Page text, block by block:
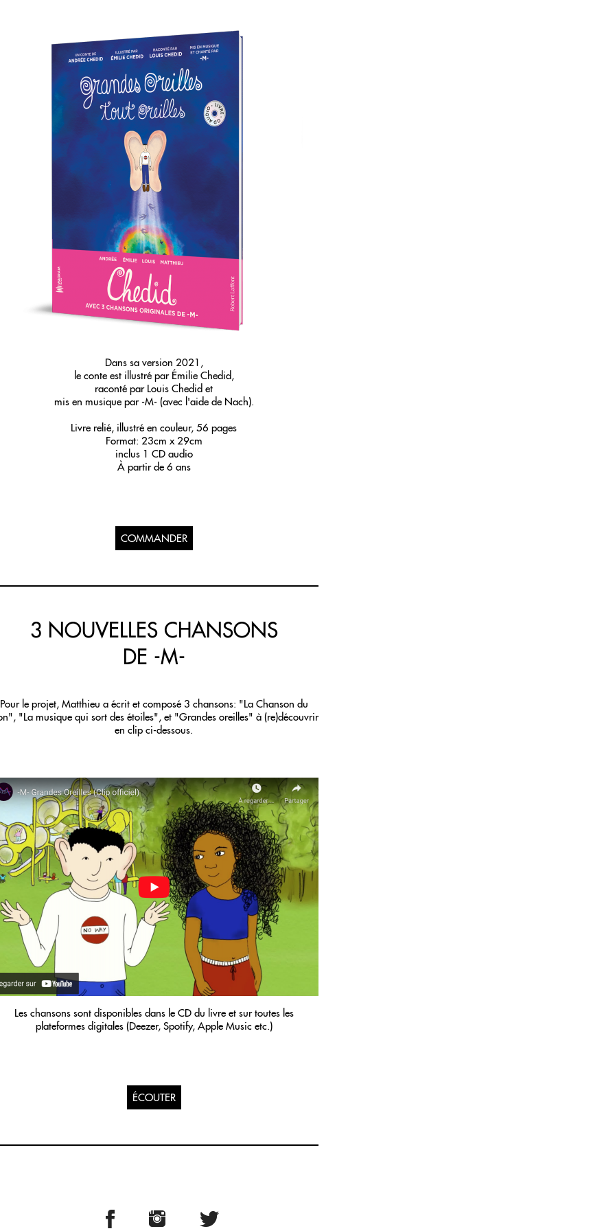
Dans sa version 2021,
le conte est illustré par Émilie Chedid,
raconté par Louis Chedid et
mis en musique par -M- (avec l'aide de Nach).
Livre relié, illustré en couleur, 56 pages
Format: 23cm x 29cm
inclus 1 CD audio
À partir de 6 ans
COMMANDER
3 NOUVELLES CHANSONS
DE -M-
Pour le projet, Matthieu a écrit et composé 3 chansons: "La Chanson du
"La musique qui sort des étoiles", et "Grandes oreilles" à (re)découvrir
en clip ci-dessous.
Les chansons sont disponibles dans le CD du livre et sur toutes les
plateformes digitales (Deezer, Spotify, Apple Music etc.)
ÉCOUTER